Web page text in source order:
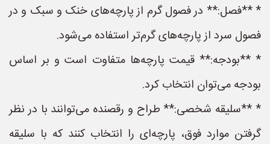
* **فصل:** در فصول گرم از پارچه‌های خنک و سبک و در
فصول سرد از پارچه‌های گرم‌تر استفاده می‌شود.
* **بودجه:** قیمت پارچه‌ها متفاوت است و بر اساس
بودجه می‌توان انتخاب کرد.
* **سلیقه شخصی:** طراح و رقصنده می‌توانند با در نظر
گرفتن موارد فوق، پارچه‌ای را انتخاب کنند که با سلیقه